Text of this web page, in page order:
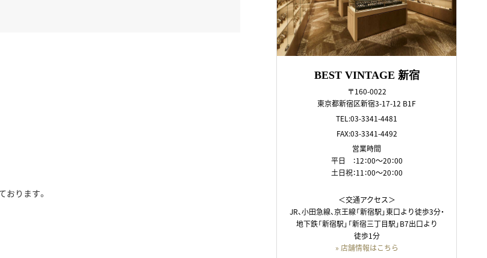
ります。
BEST VINTAGE 新宿
〒160-0022
東京都新宿区新宿3-17-12 B1F
TEL:03-3341-4481
FAX:03-3341-4492
営業時間
平日 ：12：00～20：00
土日祝：11：00～20：00
＜交通アクセス＞
JR、小田急線、京王線「新宿駅」東口より徒歩3分・
地下鉄「新宿駅」「新宿三丁目駅」B7出口より
徒歩1分
» 店舗情報はこちら